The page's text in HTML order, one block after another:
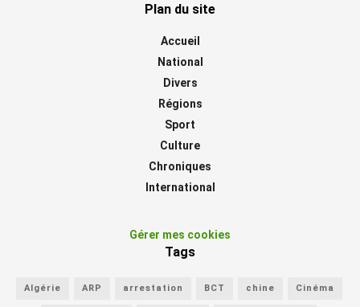
Plan du site
Accueil
National
Divers
Régions
Sport
Culture
Chroniques
International
Gérer mes cookies
Tags
Algérie ARP arrestation BCT chine Cinéma